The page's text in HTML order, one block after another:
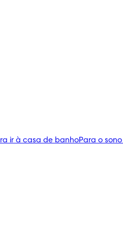
ir à casa de banhoPara o